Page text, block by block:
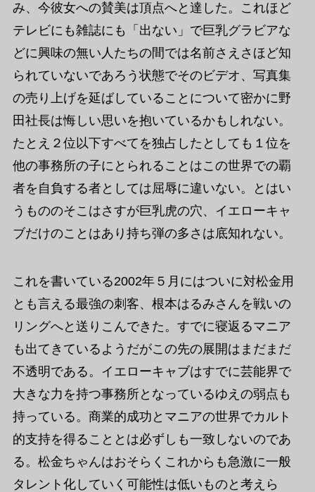
み、今彼女への賛美は頂点へと達した。これほど
テレビにも雑誌にも「出ない」で巨乳グラビアな
どに興味の無い人たちの間では名前さえさほど知
られていないであろう状態でそのビデオ、写真集
の売り上げを延ばしていることについて密かに野
田社長は悔しい思いを抱いているかもしれない。
たとえ２位以下すべてを独占したとしても１位を
他の事務所の子にとられることはこの世界での覇
者を自負する者としては屈辱に違いない。とはい
うもののそこはさすが巨乳虎の穴、イエローキャ
ブだけのことはあり持ち弾の多さは底知れない。
これを書いている2002年５月にはついに対松金用
とも言える最強の刺客、根本はるみさんを戦いの
リングへと送りこんできた。すでに寝返るマニア
も出てきているようだがこの先の展開はまだまだ
不透明である。イエローキャブはすでに芸能界で
大きな力を持つ事務所となっているゆえの弱点も
持っている。商業的成功とマニアの世界でカルト
的支持を得ることとは必ずしも一致しないのであ
る。松金ちゃんはおそらくこれからも急激に一般
タレント化していく可能性は低いものと考えら